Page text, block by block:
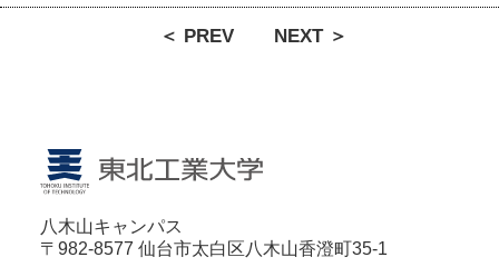
＜ PREV NEXT ＞
八木山キャンパス
〒982-8577 仙台市太白区八木山香澄町35-1